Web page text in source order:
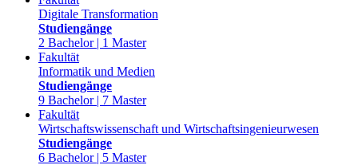
Digitale Transformation
Studiengänge
2 Bachelor | 1 Master
Fakultät
Informatik und Medien
Studiengänge
9 Bachelor | 7 Master
Fakultät
Wirtschaftswissenschaft und Wirtschaftsingenieurwesen
Studiengänge
6 Bachelor | 5 Master